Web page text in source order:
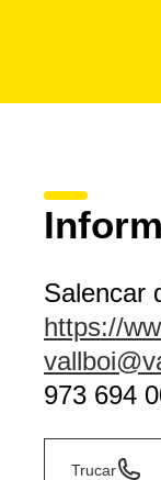
Salencar
https://
973 694
Trucar